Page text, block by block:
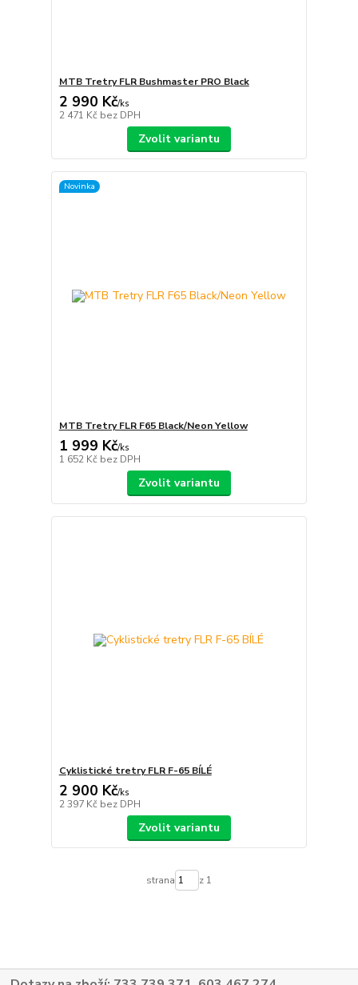
MTB Tretry FLR Bushmaster PRO Black
2 990 Kč/ks
2 471 Kč bez DPH
Zvolit variantu
Novinka
MTB Tretry FLR F65 Black/Neon Yellow
1 999 Kč/ks
1 652 Kč bez DPH
Zvolit variantu
Cyklistické tretry FLR F-65 BÍLÉ
2 900 Kč/ks
2 397 Kč bez DPH
Zvolit variantu
strana z 1